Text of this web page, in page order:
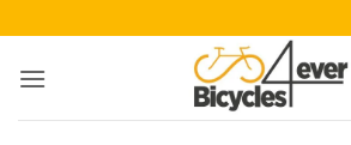
al
contenido